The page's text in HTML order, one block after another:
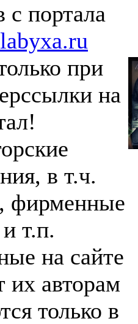
с портала
при
на
в т.ч.
фирменные
т.п.
на сайте
их авторам
только в